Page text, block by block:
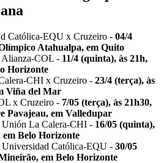
Católica-EQU x Cruzeiro - 04/4
Atahualpa, em Quito
Alianza-COL - 11/4 (quinta), às 21h,
Horizonte
CHI x Cruzeiro - 23/4 (terça), às
Viña del Mar
x Cruzeiro - 7/05 (terça), às 21h30,
Pavajeau, em Valledupar
La Calera-CHI - 16/05 (quinta),
Belo Horizonte
Católica-EQU - 30/05
em Belo Horizonte